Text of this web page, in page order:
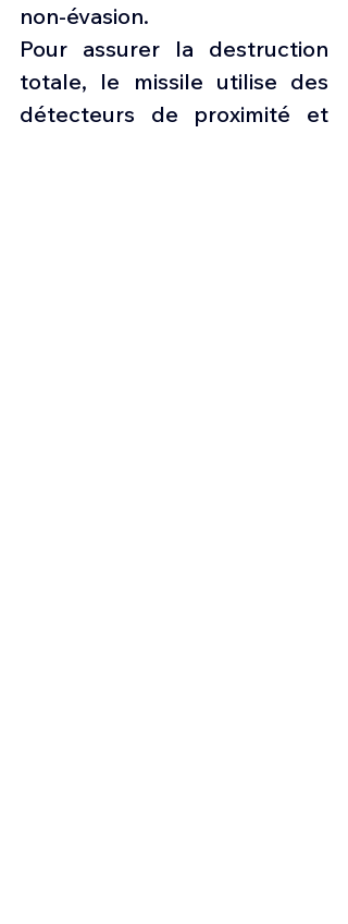
non-évasion.
Pour assurer la destruction
totale, le missile utilise des
détecteurs de proximité et